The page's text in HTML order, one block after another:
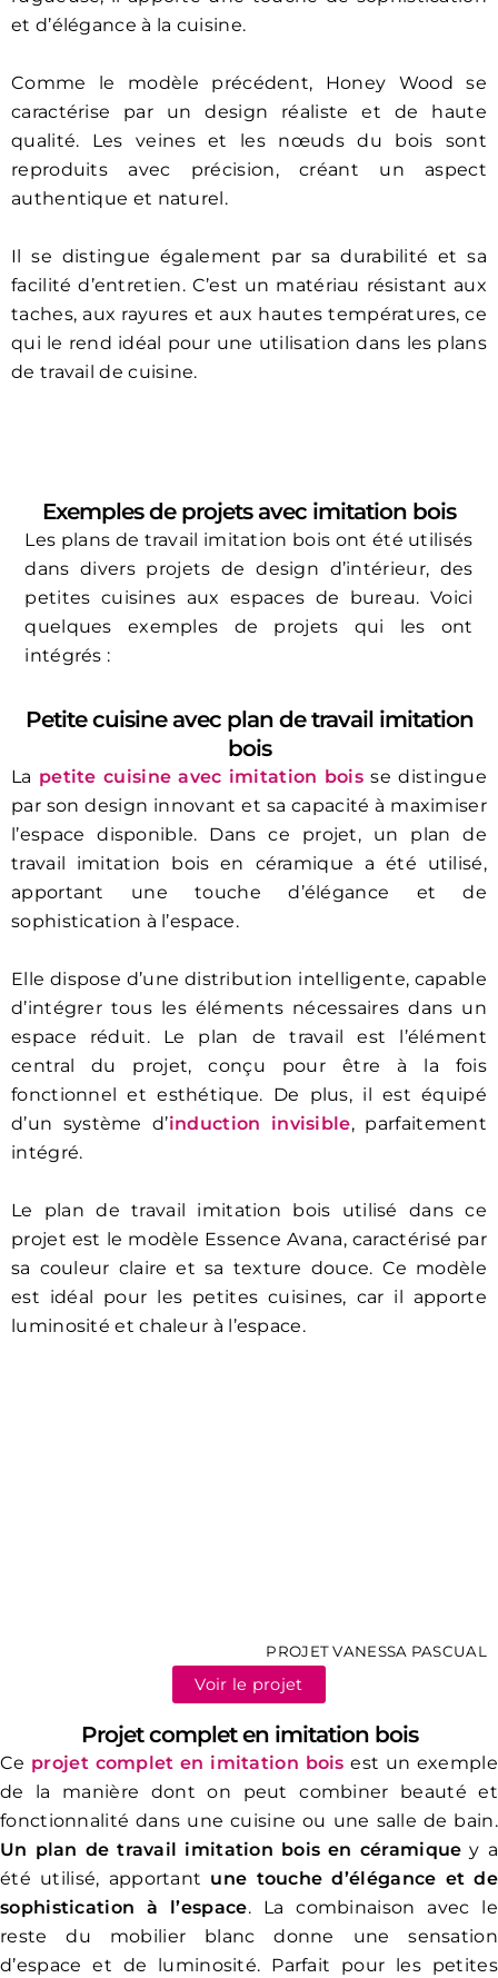
et d’élégance à la cuisine.
Comme le modèle précédent, Honey Wood se
caractérise par un design réaliste et de haute
qualité. Les veines et les nœuds du bois sont
reproduits avec précision, créant un aspect
authentique et naturel.
Il se distingue également par sa durabilité et sa
facilité d’entretien. C’est un matériau résistant aux
taches, aux rayures et aux hautes températures, ce
qui le rend idéal pour une utilisation dans les plans
de travail de cuisine.
Exemples de projets avec imitation bois
Les plans de travail imitation bois ont été utilisés
dans divers projets de design d’intérieur, des
petites cuisines aux espaces de bureau. Voici
quelques exemples de projets qui les ont
intégrés :
Petite cuisine avec plan de travail imitation
bois
La petite cuisine avec imitation bois se distingue
par son design innovant et sa capacité à maximiser
l’espace disponible. Dans ce projet, un plan de
travail imitation bois en céramique a été utilisé,
apportant une touche d’élégance et de
sophistication à l’espace.
Elle dispose d’une distribution intelligente, capable
d’intégrer tous les éléments nécessaires dans un
espace réduit. Le plan de travail est l’élément
central du projet, conçu pour être à la fois
fonctionnel et esthétique. De plus, il est équipé
d’un système d’induction invisible, parfaitement
intégré.
Le plan de travail imitation bois utilisé dans ce
projet est le modèle Essence Avana, caractérisé par
sa couleur claire et sa texture douce. Ce modèle
est idéal pour les petites cuisines, car il apporte
luminosité et chaleur à l’espace.
PROJET VANESSA PASCUAL
Voir le projet
Projet complet en imitation bois
Ce projet complet en imitation bois est un exemple
de la manière dont on peut combiner beauté et
fonctionnalité dans une cuisine ou une salle de bain.
Un plan de travail imitation bois en céramique y a
été utilisé, apportant une touche d’élégance et de
sophistication à l’espace. La combinaison avec le
reste du mobilier blanc donne une sensation
d’espace et de luminosité. Parfait pour les petites